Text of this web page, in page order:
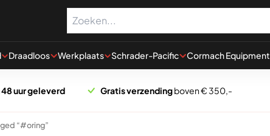
Draadloos Werkplaats Schrader-Pacific Cormach Equipment
uur geleverd Gratis verzendingboven € 350,-
“#oring”